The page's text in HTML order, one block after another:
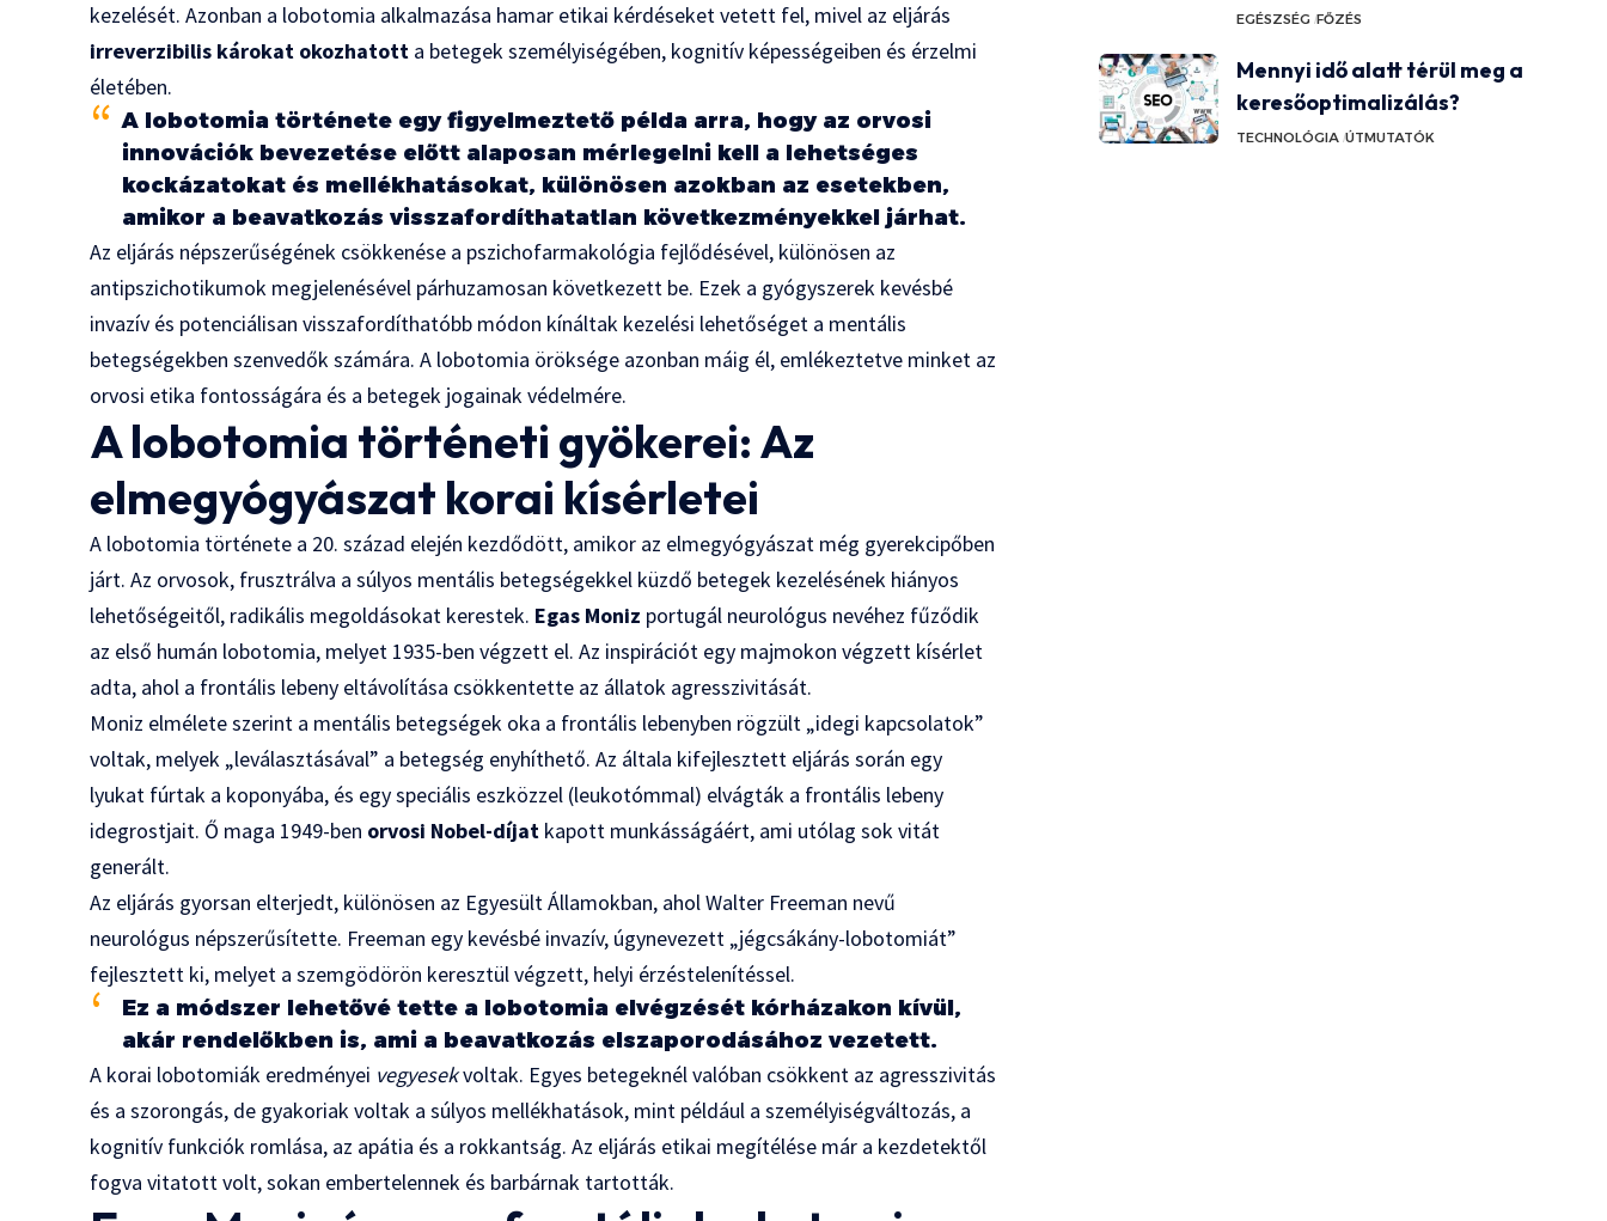
kezelését. Azonban a lobotomia alkalmazása hamar etikai kérdéseket vetett fel, mivel az eljárás
irreverzibilis károkat okozhatott a betegek személyiségében, kognitív képességeiben és érzelmi
életében.
A lobotomia története egy figyelmeztető példa arra, hogy az orvosi
innovációk bevezetése előtt alaposan mérlegelni kell a lehetséges
kockázatokat és mellékhatásokat, különösen azokban az esetekben,
amikor a beavatkozás visszafordíthatatlan következményekkel járhat.
Az eljárás népszerűségének csökkenése a pszichofarmakológia fejlődésével, különösen az
antipszichotikumok megjelenésével párhuzamosan következett be. Ezek a gyógyszerek kevésbé
invazív és potenciálisan visszafordíthatóbb módon kínáltak kezelési lehetőséget a mentális
betegségekben szenvedők számára. A lobotomia öröksége azonban máig él, emlékeztetve minket az
orvosi etika fontosságára és a betegek jogainak védelmére.
A lobotomia történeti gyökerei: Az
elmegyógyászat korai kísérletei
A lobotomia története a 20. század elején kezdődött, amikor az elmegyógyászat még gyerekcipőben
járt. Az orvosok, frusztrálva a súlyos mentális betegségekkel küzdő betegek kezelésének hiányos
lehetőségeitől, radikális megoldásokat kerestek. Egas Moniz portugál neurológus nevéhez fűződik
az első humán lobotomia, melyet 1935-ben végzett el. Az inspirációt egy majmokon végzett kísérlet
adta, ahol a frontális lebeny eltávolítása csökkentette az állatok agresszivitását.
Moniz elmélete szerint a mentális betegségek oka a frontális lebenyben rögzült „idegi kapcsolatok”
voltak, melyek „leválasztásával” a betegség enyhíthető. Az általa kifejlesztett eljárás során egy
lyukat fúrtak a koponyába, és egy speciális eszközzel (leukotómmal) elvágták a frontális lebeny
idegrostjait. Ő maga 1949-ben orvosi Nobel-díjat kapott munkásságáért, ami utólag sok vitát
generált.
Az eljárás gyorsan elterjedt, különösen az Egyesült Államokban, ahol Walter Freeman nevű
neurológus népszerűsítette. Freeman egy kevésbé invazív, úgynevezett „jégcsákány-lobotomiát”
fejlesztett ki, melyet a szemgödörön keresztül végzett, helyi érzéstelenítéssel.
Ez a módszer lehetővé tette a lobotomia elvégzését kórházakon kívül,
akár rendelőkben is, ami a beavatkozás elszaporodásához vezetett.
A korai lobotomiák eredményei vegyesekvoltak. Egyes betegeknél valóban csökkent az agresszivitás
és a szorongás, de gyakoriak voltak a súlyos mellékhatások, mint például a személyiségváltozás, a
kognitív funkciók romlása, az apátia és a rokkantság. Az eljárás etikai megítélése már a kezdetektől
fogva vitatott volt, sokan embertelennek és barbárnak tartották.
EGÉSZSÉG FŐZÉS
Mennyi idő alatt térül meg a
keresőoptimalizálás?
TECHNOLÓGIA ÚTMUTATÓK